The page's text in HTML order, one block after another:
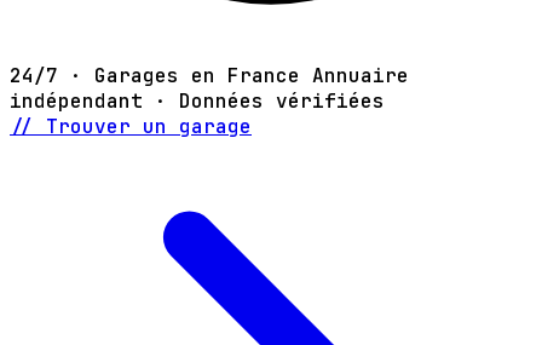
24/7 · Garages en France Annuaire
indépendant · Données vérifiées
// Trouver un garage